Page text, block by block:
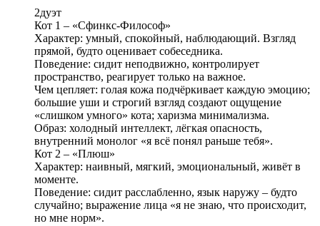
2дуэт
Кот 1 – «Сфинкс‑Философ»
Характер: умный, спокойный, наблюдающий. Взгляд
прямой, будто оценивает собеседника.
Поведение: сидит неподвижно, контролирует
пространство, реагирует только на важное.
Чем цепляет: голая кожа подчёркивает каждую эмоцию;
большие уши и строгий взгляд создают ощущение
«слишком умного» кота; харизма минимализма.
Образ: холодный интеллект, лёгкая опасность,
внутренний монолог «я всё понял раньше тебя».
Кот 2 – «Плюш»
Характер: наивный, мягкий, эмоциональный, живёт в
моменте.
Поведение: сидит расслабленно, язык наружу – будто
случайно; выражение лица «я не знаю, что происходит,
но мне норм».